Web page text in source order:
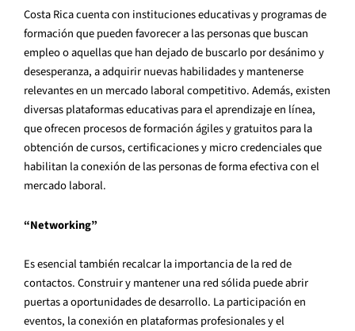
Costa Rica cuenta con instituciones educativas y programas de
formación que pueden favorecer a las personas que buscan
empleo o aquellas que han dejado de buscarlo por desánimo y
desesperanza, a adquirir nuevas habilidades y mantenerse
relevantes en un mercado laboral competitivo. Además, existen
diversas plataformas educativas para el aprendizaje en línea,
que ofrecen procesos de formación ágiles y gratuitos para la
obtención de cursos, certificaciones y micro credenciales que
habilitan la conexión de las personas de forma efectiva con el
mercado laboral.
“Networking”
Es esencial también recalcar la importancia de la red de
contactos. Construir y mantener una red sólida puede abrir
puertas a oportunidades de desarrollo. La participación en
eventos, la conexión en plataformas profesionales y el